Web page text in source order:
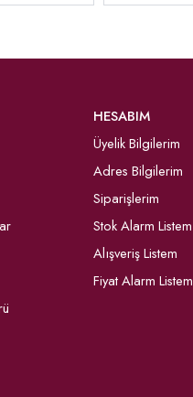
HESABIM
Üyelik Bilgilerim
Adres Bilgilerim
Siparişlerim
Stok Alarm Listem
Alışveriş Listem
Fiyat Alarm Listem